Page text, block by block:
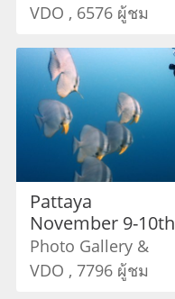
VDO , 6576 ผู้ชม
Pattaya
November 9-10th
Photo Gallery &
VDO , 7796 ผู้ชม